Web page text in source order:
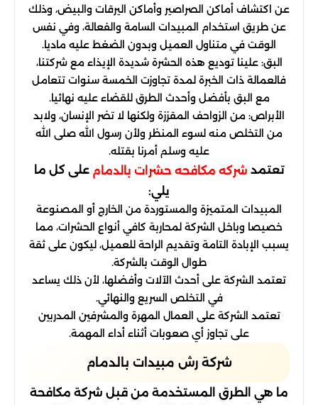
عن اكتشاف أماكن الصراصير وأماكن اليرقات والبيض، وذلك
عن طريق استخدام المبيدات السامة والفعالة، وفي نفس
الوقت في متناول العميل وبدون الضغط عليه ماديا.
البق: علينا توديع هذه الحشرة شديدة الإيذاء مع شركتنا،
فالعمالة ذات الخبرة لمدة تجاوزت الخمسة سنوات تتعامل
مع البق بأفضل وأحدث الطرق للقضاء عليه نهائيا.
الأبراص: من الزواحف المقززة ولكنها لا تضر الإنسان، ولابد
من التخلص منه لسوء المنظر ولأن رسول الله صلى الله
عليه وسلم أمرنا بقتله.
تعتمد شركه مكافحه حشرات بالدمام على كل ما
يلي:
المبيدات المتميزة والمستوردة من الخارج أو المصنوعة
خصيصا وباخل الشركة لمحاربة كافي أنواع الحشرات، مما
يسبب الإبادة التامة وتقديم الراحة للعميل، ليكون على ثقة
طوال الوقت بالشركة.
تعتمد الشركة على أحدث الآلات وأفضلها، لأن ذلك يساعد
في التخلص السريع والنهائي.
تعتمد الشركة على العمال المهرة والمشرفين المدربين
على تجاوز أي صعوبات أثناء أداء المهمة.
شركة رش مبيدات بالدمام
ما هي الطرق المستخدمة من قبل شركة مكافحة